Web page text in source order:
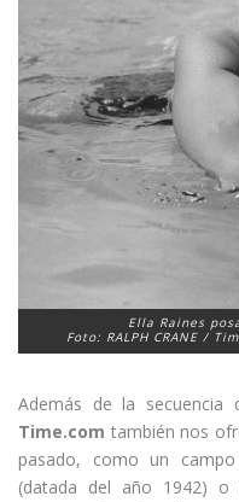
Ella Raines
Foto: RALPH CRANE /
Además de la
Time.com también nos
pasado, como un
(datada del año 1942) o